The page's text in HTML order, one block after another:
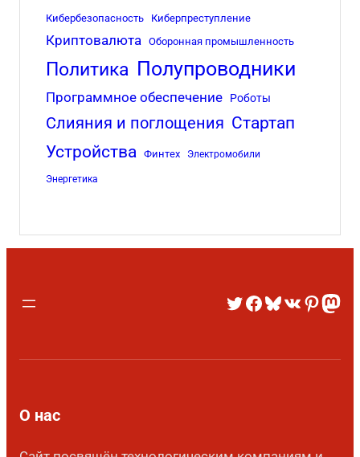
Кибербезопасность Киберпреступление
Криптовалюта Оборонная промышленность
Политика Полупроводники
Программное обеспечение Роботы
Слияния и поглощения Стартап
Устройства
Финтех Электромобили
Энергетика
О нас